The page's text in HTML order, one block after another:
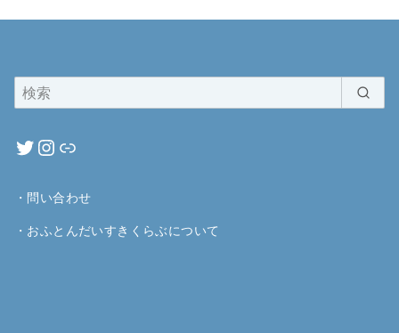
・ 問い合わせ
・ おふとんだいすきくらぶについて